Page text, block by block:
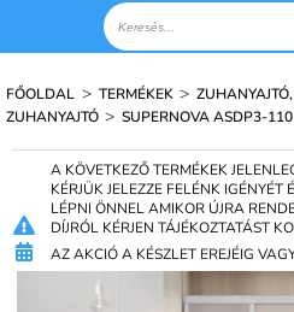
FŐOLDAL > TERMÉKEK >
ZUHANYAJTÓ > SUPERNOVA ASDP3-
A KÖVETKEZŐ TERMÉKEK
KÉRJÜK JELEZZE FELÉNK
LÉPNI ÖNNEL AMIKOR ÚJRA
DÍJRÓL KÉRJEN TÁJÉKOZTATÁST
AZ AKCIÓ A KÉSZLET EREJÉIG